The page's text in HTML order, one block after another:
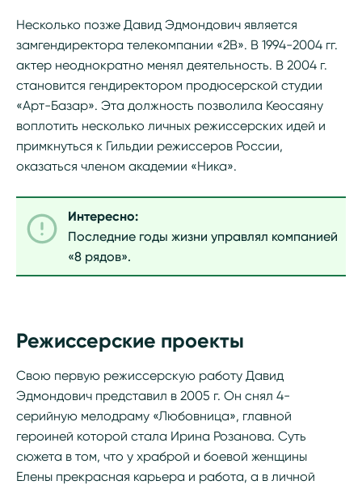
Несколько позже Давид Эдмондович является
замгендиректора телекомпании «2В». В 1994-2004 гг.
актер неоднократно менял деятельность. В 2004 г.
становится гендиректором продюсерской студии
«Арт-Базар». Эта должность позволила Кеосаяну
воплотить несколько личных режиссерских идей и
примкнуться к Гильдии режиссеров России,
оказаться членом академии «Ника».
Интересно:
Последние годы жизни управлял компанией
«8 рядов».
Режиссерские проекты
Свою первую режиссерскую работу Давид
Эдмондович представил в 2005 г. Он снял 4-
серийную мелодраму «Любовница», главной
героиней которой стала Ирина Розанова. Суть
сюжета в том, что у храброй и боевой женщины
Елены прекрасная карьера и работа, а в личной